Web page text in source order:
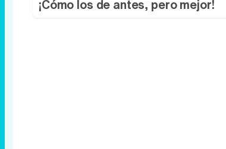
¡Cómo los de antes, pero mejor!